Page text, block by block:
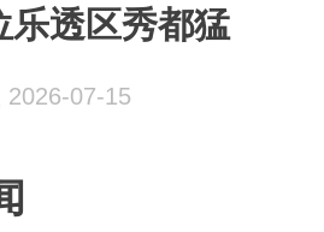
乐透区秀都猛
2026-07-15